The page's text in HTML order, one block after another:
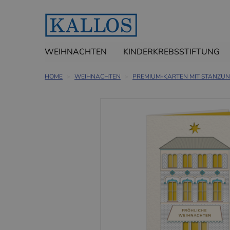
WEIHNACHTEN
KINDERKREBSSTIFTUNG
HOME WEIHNACHTEN PREMIUM-KARTEN MIT